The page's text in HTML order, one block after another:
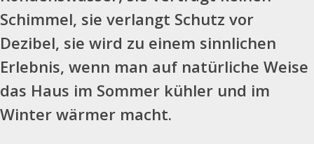
Schimmel, sie verlangt Schutz vor
Dezibel, sie wird zu einem sinnlichen
Erlebnis, wenn man auf natürliche Weise
das Haus im Sommer kühler und im
Winter wärmer macht.